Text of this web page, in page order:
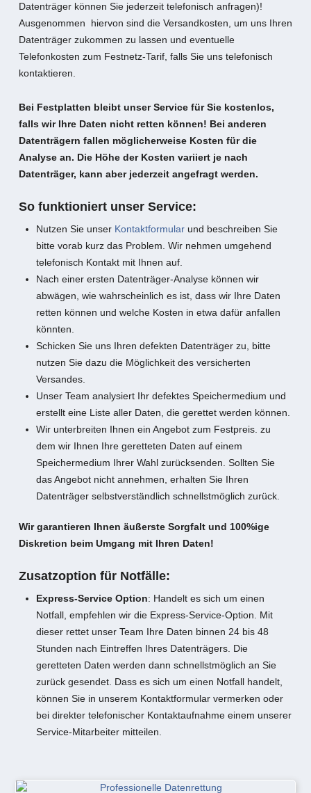
Datenträger können Sie jederzeit telefonisch anfragen)!
Ausgenommen hiervon sind die Versandkosten, um uns Ihren
Datenträger zukommen zu lassen und eventuelle
Telefonkosten zum Festnetz-Tarif, falls Sie uns telefonisch
kontaktieren.
Bei Festplatten bleibt unser Service für Sie kostenlos,
falls wir Ihre Daten nicht retten können! Bei anderen
Datenträgern fallen möglicherweise Kosten für die
Analyse an. Die Höhe der Kosten variiert je nach
Datenträger, kann aber jederzeit angefragt werden.
So funktioniert unser Service:
Nutzen Sie unser Kontaktformularund beschreiben Sie
bitte vorab kurz das Problem. Wir nehmen umgehend
telefonisch Kontakt mit Ihnen auf.
Nach einer ersten Datenträger-Analyse können wir
abwägen, wie wahrscheinlich es ist, dass wir Ihre Daten
retten können und welche Kosten in etwa dafür anfallen
könnten.
Schicken Sie uns Ihren defekten Datenträger zu, bitte
nutzen Sie dazu die Möglichkeit des versicherten
Versandes.
Unser Team analysiert Ihr defektes Speichermedium und
erstellt eine Liste aller Daten, die gerettet werden können.
Wir unterbreiten Ihnen ein Angebot zum Festpreis. zu
dem wir Ihnen Ihre geretteten Daten auf einem
Speichermedium Ihrer Wahl zurücksenden. Sollten Sie
das Angebot nicht annehmen, erhalten Sie Ihren
Datenträger selbstverständlich schnellstmöglich zurück.
Wir garantieren Ihnen äußerste Sorgfalt und 100%ige
Diskretion beim Umgang mit Ihren Daten!
Zusatzoption für Notfälle:
Express-Service Option: Handelt es sich um einen
Notfall, empfehlen wir die Express-Service-Option. Mit
dieser rettet unser Team Ihre Daten binnen 24 bis 48
Stunden nach Eintreffen Ihres Datenträgers. Die
geretteten Daten werden dann schnellstmöglich an Sie
zurück gesendet. Dass es sich um einen Notfall handelt,
können Sie in unserem Kontaktformular vermerken oder
bei direkter telefonischer Kontaktaufnahme einem unserer
Service-Mitarbeiter mitteilen.